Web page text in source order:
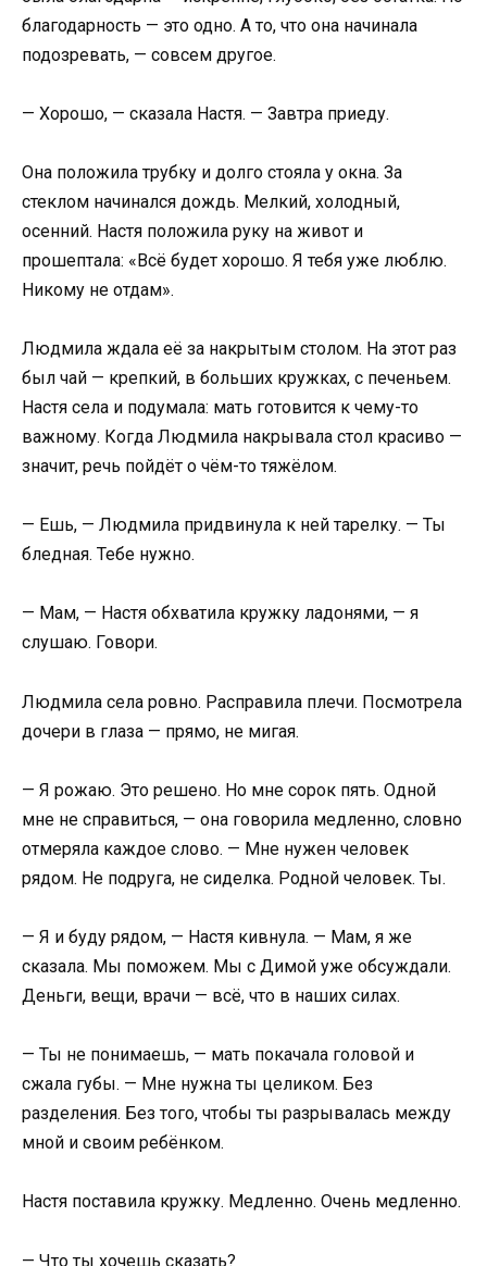
благодарность — это одно. А то, что она начинала
подозревать, — совсем другое.
— Хорошо, — сказала Настя. — Завтра приеду.
Она положила трубку и долго стояла у окна. За
стеклом начинался дождь. Мелкий, холодный,
осенний. Настя положила руку на живот и
прошептала: «Всё будет хорошо. Я тебя уже люблю.
Никому не отдам».
Людмила ждала её за накрытым столом. На этот раз
был чай — крепкий, в больших кружках, с печеньем.
Настя села и подумала: мать готовится к чему-то
важному. Когда Людмила накрывала стол красиво —
значит, речь пойдёт о чём-то тяжёлом.
— Ешь, — Людмила придвинула к ней тарелку. — Ты
бледная. Тебе нужно.
— Мам, — Настя обхватила кружку ладонями, — я
слушаю. Говори.
Людмила села ровно. Расправила плечи. Посмотрела
дочери в глаза — прямо, не мигая.
— Я рожаю. Это решено. Но мне сорок пять. Одной
мне не справиться, — она говорила медленно, словно
отмеряла каждое слово. — Мне нужен человек
рядом. Не подруга, не сиделка. Родной человек. Ты.
— Я и буду рядом, — Настя кивнула. — Мам, я же
сказала. Мы поможем. Мы с Димой уже обсуждали.
Деньги, вещи, врачи — всё, что в наших силах.
— Ты не понимаешь, — мать покачала головой и
сжала губы. — Мне нужна ты целиком. Без
разделения. Без того, чтобы ты разрывалась между
мной и своим ребёнком.
Настя поставила кружку. Медленно. Очень медленно.
— Что ты хочешь сказать?